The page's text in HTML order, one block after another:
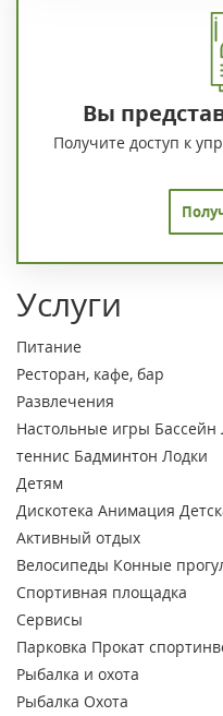
Вы
Получите доступ к
Услуги
Питание
Ресторан, кафе, бар
Развлечения
Настольные игры Бассейн
теннис Бадминтон Лодки
Детям
Дискотека Анимация
Активный отдых
Велосипеды Конные
Спортивная площадка
Сервисы
Парковка Прокат
Рыбалка и охота
Рыбалка Охота